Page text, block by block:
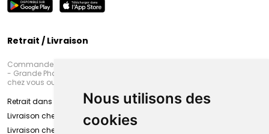
Nous utilisons des
cookies
Retrait / Livraison
Commandez en ligne et venez chercher votre commande à Amiens
- Grande Pharmacie d’Amiens (Fachon) ou recevez-là rapidement
chez vous ou en point retrait
Retrait dans la pharmacie d’Amiens
Livraison chez vous
Livraison chez votre commerçant